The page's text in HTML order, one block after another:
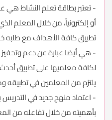
- تعتبر بطاقة تعلم النشاط هي
أو إلكترونياً، من خلال المعلم
تطبيق كافة الأهداف مع طلبه
- هي أيضا عبارة عن دعم
لكافة معلميها على تطبيق
يلتزم من المعلمين في تطبيقه
- اعتماد منهج جديد في التدريس
بأهميته من خلال تفاعله من